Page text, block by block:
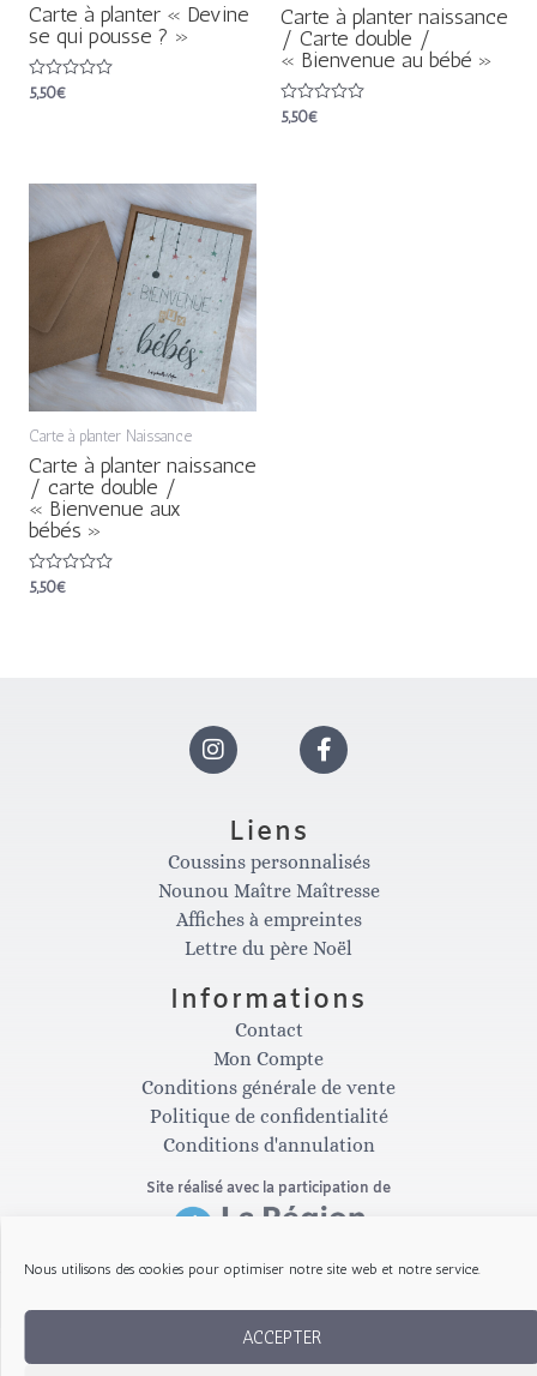
Nous utilisons des cookies pour optimiser notre site web et notre service.
ACCEPTER
Carte à planter « Devine
se qui pousse ? »
Note
5,50€
Carte à planter naissance
/ Carte double /
« Bienvenue au bébé »
Note
5,50€
Carte à planter Naissance
Carte à planter naissance
/ carte double /
« Bienvenue aux
bébés »
Note
5,50€
I
n
s
t
a
g
r
a
m
F
c
e
b
o
o
k
-
Liens
Coussins personnalisés
Nounou Maître Maîtresse
Affiches à empreintes
Lettre du père Noël
Informations
Contact
Mon Compte
Conditions générale de vente
Politique de confidentialité
Conditions d'annulation
Site réalisé avec la participation de